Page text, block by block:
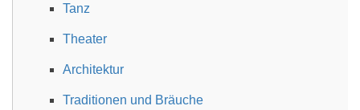
Tanz
Theater
Architektur
Traditionen und Bräuche